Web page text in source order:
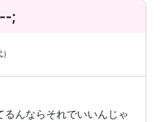
;
）
んならそれでいいんじゃ